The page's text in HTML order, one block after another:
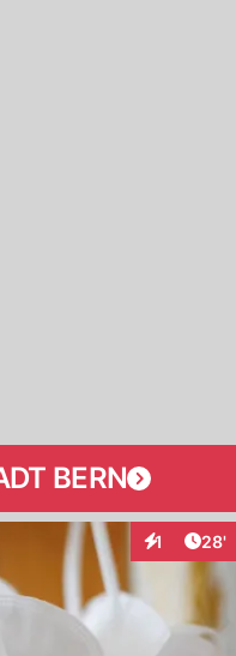
BERN
1 28'